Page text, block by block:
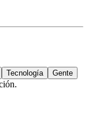
Tecnología Gente
.